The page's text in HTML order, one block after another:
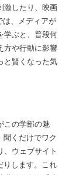
激したり、映画
、メディアが
学ぶと、普段何
方や行動に影響
と賢くなった気
この学部の魅
聞くだけでワク
、ウェブサイト
りします。これ